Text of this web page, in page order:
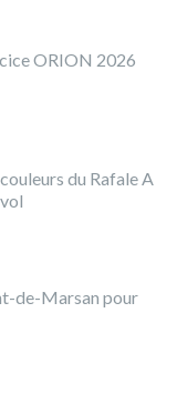
ORION 2026
du Rafale A
de-Marsan pour